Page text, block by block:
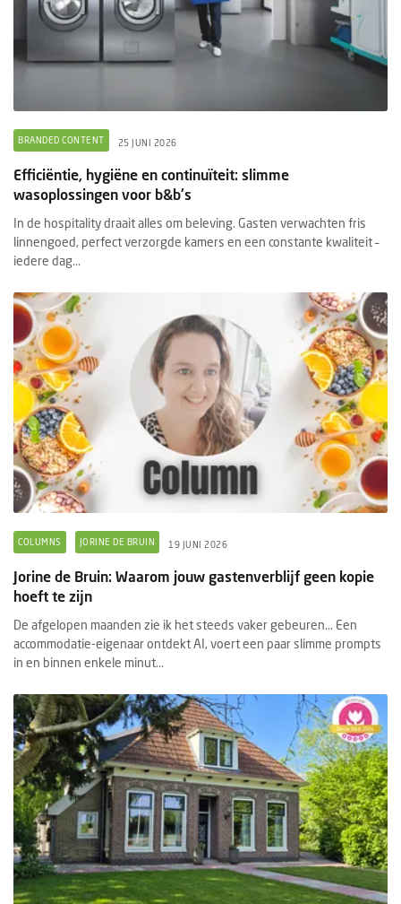
BRANDED CONTENT 25 JUNI 2026
Efficiëntie, hygiëne en continuïteit: slimme
wasoplossingen voor b&b's
In de hospitality draait alles om beleving. Gasten verwachten fris
linnengoed, perfect verzorgde kamers en een constante kwaliteit –
iedere dag...
COLUMNS JORINE DE BRUIN 19 JUNI 2026
Jorine de Bruin: Waarom jouw gastenverblijf geen kopie
hoeft te zijn
De afgelopen maanden zie ik het steeds vaker gebeuren... Een
accommodatie-eigenaar ontdekt AI, voert een paar slimme prompts
in en binnen enkele minut...